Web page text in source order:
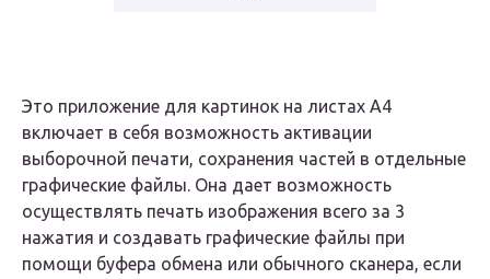
Это приложение для картинок на листах А4
включает в себя возможность активации
выборочной печати, сохранения частей в отдельные
графические файлы. Она дает возможность
осуществлять печать изображения всего за 3
нажатия и создавать графические файлы при
помощи буфера обмена или обычного сканера, если